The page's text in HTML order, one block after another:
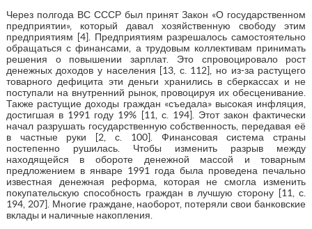
Через полгода ВС СССР был принят Закон «О государственном
предприятии», который давал хозяйственную свободу этим
предприятиям [4]. Предприятиям разрешалось самостоятельно
обращаться с финансами, а трудовым коллективам принимать
решения о повышении зарплат. Это спровоцировало рост
денежных доходов у населения [13, с. 112], но из-за растущего
товарного дефицита эти деньги хранились в сберкассах и не
поступали на внутренний рынок, провоцируя их обесценивание.
Также растущие доходы граждан «съедала» высокая инфляция,
достигшая в 1991 году 19% [11, с. 194]. Этот закон фактически
начал разрушать государственную собственность, передавая её
в частные руки [2, с. 100]. Финансовая система страны
постепенно рушилась. Чтобы изменить разрыв между
находящейся в обороте денежной массой и товарным
предложением в январе 1991 года была проведена печально
известная денежная реформа, которая не смогла изменить
покупательскую способность граждан в лучшую сторону [11, с.
194, 207]. Многие граждане, наоборот, потеряли свои банковские
вклады и наличные накопления.